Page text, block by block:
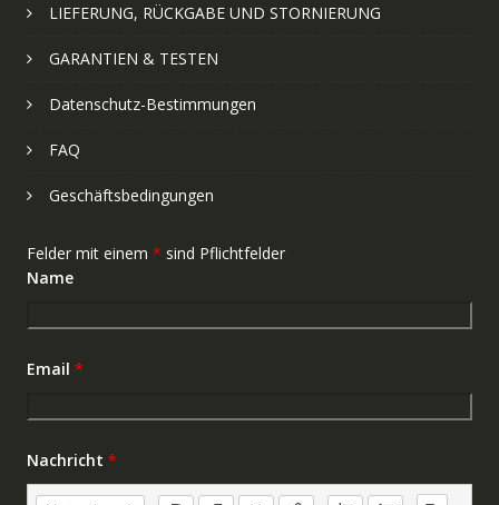
LIEFERUNG, RÜCKGABE UND STORNIERUNG
GARANTIEN & TESTEN
Datenschutz-Bestimmungen
FAQ
Geschäftsbedingungen
Felder mit einem * sind Pflichtfelder
Name
Email *
Nachricht *